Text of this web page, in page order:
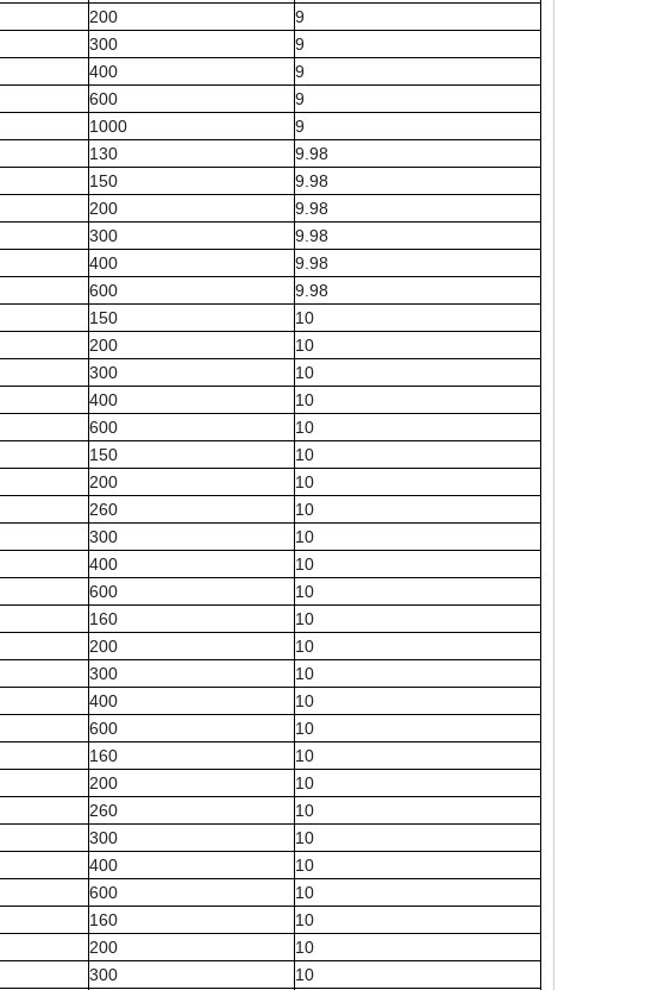
200
9
300
9
400
9
600
9
1000
9
130
9.98
150
9.98
200
9.98
300
9.98
400
9.98
600
9.98
150
10
200
10
300
10
400
10
600
10
150
10
200
10
260
10
300
10
400
10
600
10
160
10
200
10
300
10
400
10
600
10
160
10
200
10
260
10
300
10
400
10
600
10
160
10
200
10
300
10